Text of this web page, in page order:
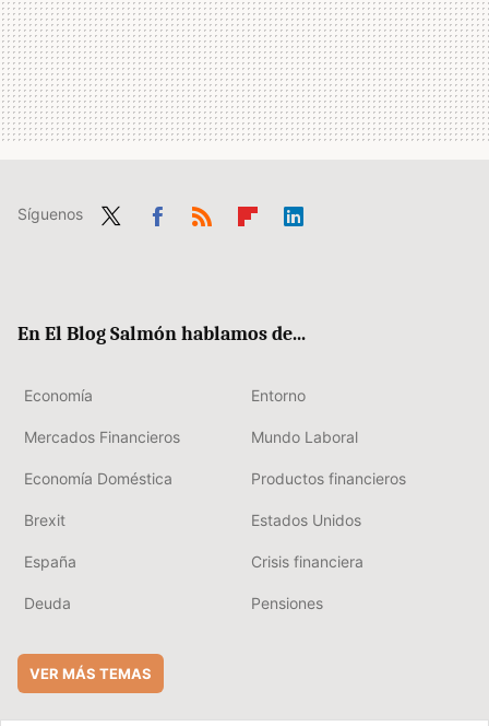
Síguenos
En El Blog Salmón hablamos de...
Economía Entorno
Mercados Financieros Mundo Laboral
Economía Doméstica Productos financieros
Brexit Estados Unidos
España Crisis financiera
Deuda Pensiones
VER MÁS TEMAS